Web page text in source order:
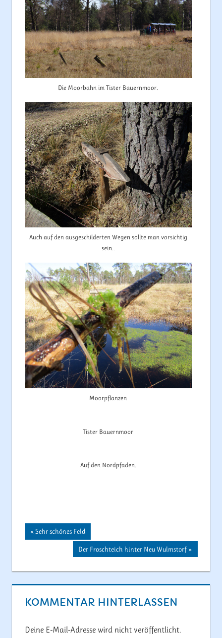
Die Moorbahn im Tister Bauernmoor.
Auch auf den ausgeschilderten Wegen sollte man vorsichtig
sein..
Moorpflanzen
Tister Bauernmoor
Auf den Nordpfaden.
Beitragsnavigation
Vorheriger
Sehr schönes Feld
Nächster
Der Froschteich hinter Neu Wulmstorf
KOMMENTAR HINTERLASSEN
Deine E-Mail-Adresse wird nicht veröffentlicht.